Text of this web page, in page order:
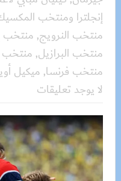
إنجلترا ومنتخب
منتخب النرويج, منتخب
منتخب البرازيل,
منتخب فرنسا, ميكيل
لا يوجد تعليقات